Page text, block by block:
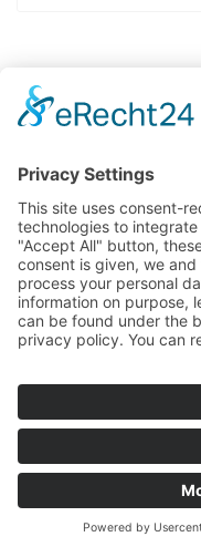
© 2025 Ludwig-Uhland-
Tel. 07231 485201 //